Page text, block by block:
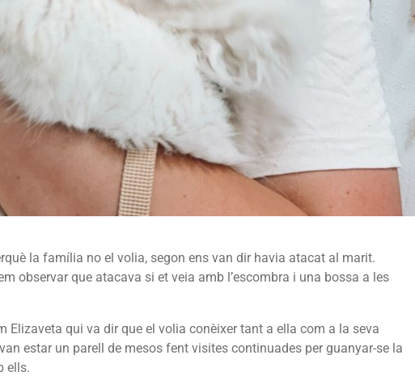
la família no el volia, segon ens van dir havia atacat al marit.
observar que atacava si et veia amb l’escombra i una bossa a les
Elizaveta qui va dir que el volia conèixer tant a ella com a la seva
estar un parell de mesos fent visites continuades per guanyar-se la
ells.